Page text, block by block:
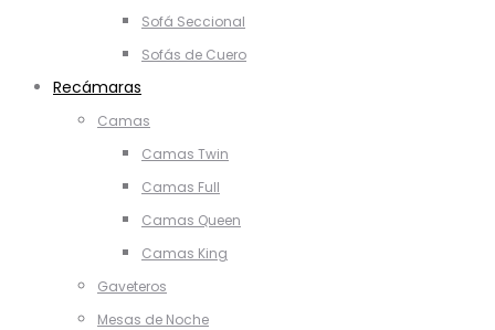
Sofá Seccional
Sofás de Cuero
Recámaras
Camas
Camas Twin
Camas Full
Camas Queen
Camas King
Gaveteros
Mesas de Noche